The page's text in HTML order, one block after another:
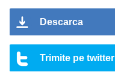
Descarca
Trimite pe twitter